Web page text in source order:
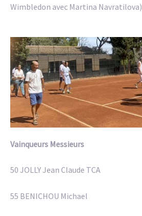
Wimbledon avec Martina Navratilova)
Vainqueurs Messieurs
50 JOLLY Jean Claude TCA
55 BENICHOU Michael